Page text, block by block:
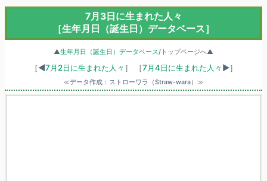
7月3日に生まれた人々
［生年月日（誕生日）データベース］
▲生年月日（誕生日）データベース/トップページへ▲
［◀7月2日に生まれた人々 ］ ［7月4日に生まれた人々 ▶］
≪データ作成：ストローワラ（Straw-wara）≫